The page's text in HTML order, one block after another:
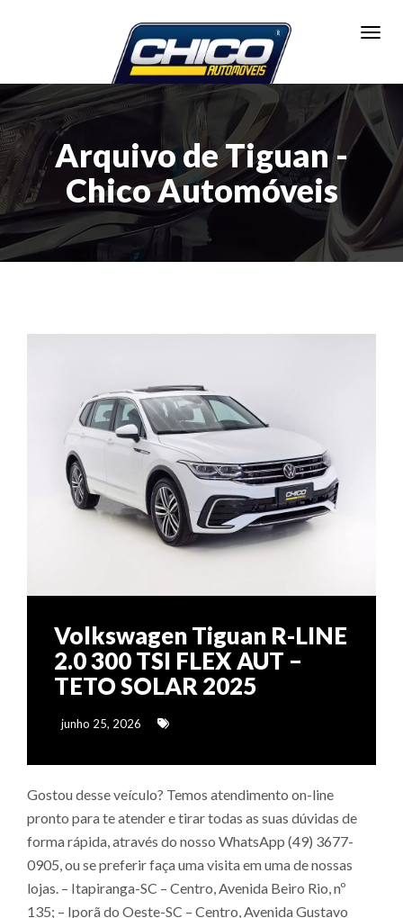
Arquivo de Tiguan -
Chico Automóveis
Volkswagen Tiguan R-LINE
2.0 300 TSI FLEX AUT –
TETO SOLAR 2025
junho 25, 2026
Gostou desse veículo? Temos atendimento on-line
pronto para te atender e tirar todas as suas dúvidas de
forma rápida, através do nosso WhatsApp (49) 3677-
0905, ou se preferir faça uma visita em uma de nossas
lojas. – Itapiranga-SC – Centro, Avenida Beiro Rio, nº
135; – Iporã do Oeste-SC – Centro, Avenida Gustavo